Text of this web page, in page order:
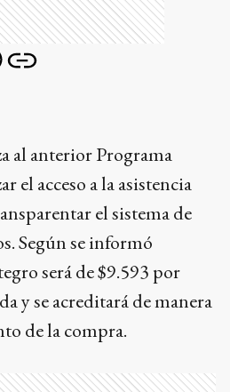
al anterior Programa
el acceso a la asistencia
el sistema de
Según se informó
será de $9.593 por
y se acreditará de manera
de la compra.